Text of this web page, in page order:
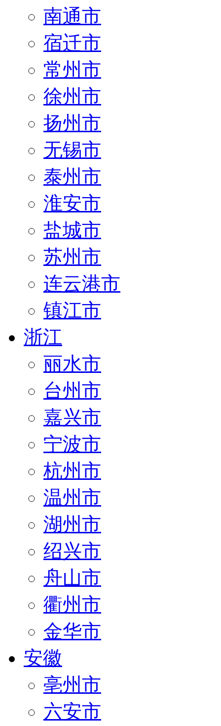
南通市
宿迁市
常州市
徐州市
扬州市
无锡市
泰州市
淮安市
盐城市
苏州市
连云港市
镇江市
浙江
丽水市
台州市
嘉兴市
宁波市
杭州市
温州市
湖州市
绍兴市
舟山市
衢州市
金华市
安徽
亳州市
六安市